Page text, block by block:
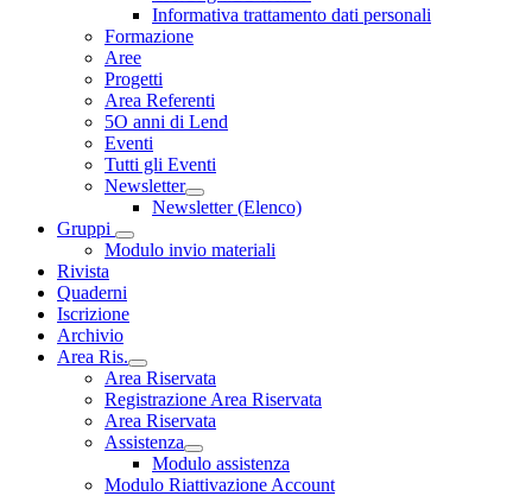
Informativa trattamento dati personali
Formazione
Aree
Progetti
Area Referenti
5O anni di Lend
Eventi
Tutti gli Eventi
Newsletter
Newsletter (Elenco)
Gruppi
Modulo invio materiali
Rivista
Quaderni
Iscrizione
Archivio
Area Ris.
Area Riservata
Registrazione Area Riservata
Area Riservata
Assistenza
Modulo assistenza
Modulo Riattivazione Account